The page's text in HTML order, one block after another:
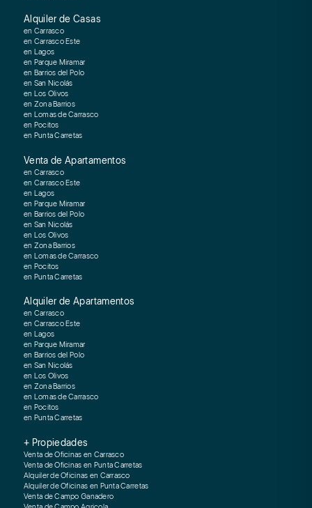
Alquiler de Casas
en Carrasco
en Carrasco Este
en Lagos
en Parque Miramar
en Barrios del Polo
en San Nicolás
en Los Olivos
en Zona Barrios
en Lomas de Carrasco
en Pocitos
en Punta Carretas
Venta de Apartamentos
en Carrasco
en Carrasco Este
en Lagos
en Parque Miramar
en Barrios del Polo
en San Nicolás
en Los Olivos
en Zona Barrios
en Lomas de Carrasco
en Pocitos
en Punta Carretas
Alquiler de Apartamentos
en Carrasco
en Carrasco Este
en Lagos
en Parque Miramar
en Barrios del Polo
en San Nicolás
en Los Olivos
en Zona Barrios
en Lomas de Carrasco
en Pocitos
en Punta Carretas
+ Propiedades
Venta de Oficinas en Carrasco
Venta de Oficinas en Punta Carretas
Alquiler de Oficinas en Carrasco
Alquiler de Oficinas en Punta Carretas
Venta de Campo Ganadero